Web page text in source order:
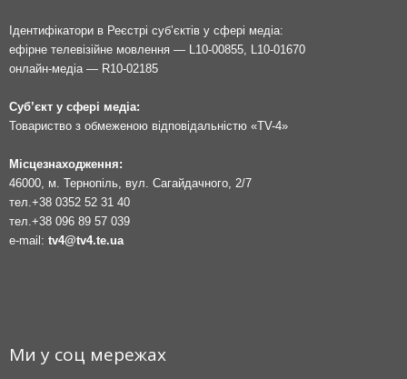
Ідентифікатори в Реєстрі суб’єктів у сфері медіа:
ефірне телевізійне мовлення — L10-00855, L10-01670
онлайн-медіа — R10-02185
Суб’єкт у сфері медіа:
Товариство з обмеженою відповідальністю «TV-4»
Місцезнаходження:
46000, м. Тернопіль, вул. Сагайдачного, 2/7
тел. +38 0352 52 31 40
тел. +38 096 89 57 039
e-mail: tv4@tv4.te.ua
Ми у соц мережах